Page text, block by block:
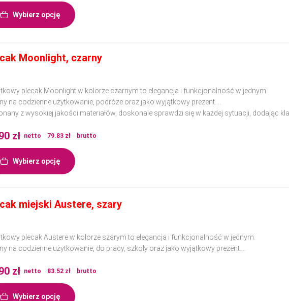
Wybierz opcję
Moonlight, czarny
plecak Moonlight w kolorze czarnym to elegancja i funkcjonalność w jednym.
na codzienne użytkowanie, podróże oraz jako wyjątkowy prezent.
z wysokiej jakości materiałów, doskonale sprawdzi się w każdej sytuacji, dodając
zł netto 79.83 zł brutto
Wybierz opcję
miejski Austere, szary
plecak Austere w kolorze szarym to elegancja i funkcjonalność w jednym.
na codzienne użytkowanie, do pracy, szkoły oraz jako wyjątkowy prezent.
zł netto 83.52 zł brutto
Wybierz opcję